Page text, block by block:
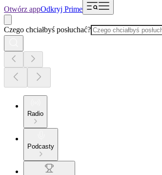
Otwórz appOdkryj Prime
Czego chciałbyś posłuchać?
Radio
Podcasty